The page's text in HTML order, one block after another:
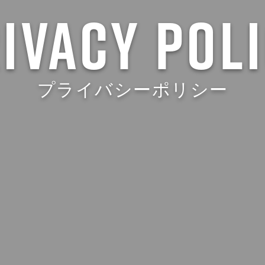
プライバシーポリシー